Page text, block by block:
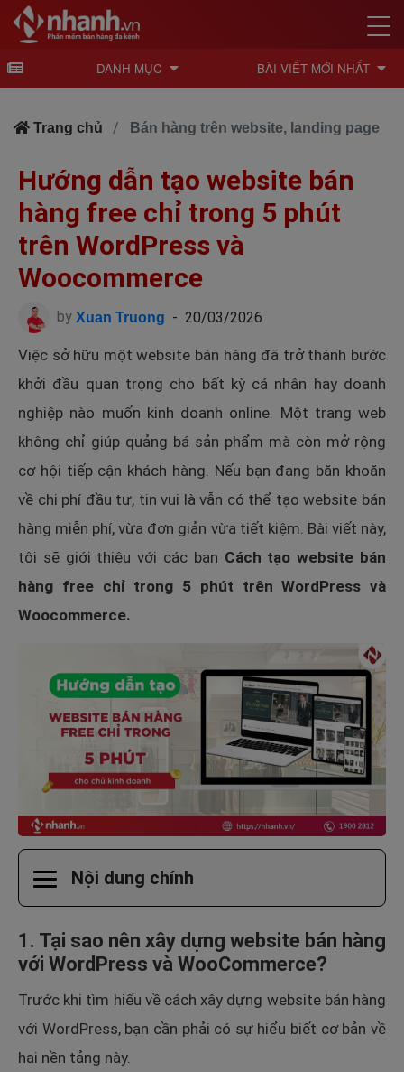
DANH MỤC BÀI VIẾT MỚI NHẤT
Trang chủ Bán hàng trên website, landing page
Hướng dẫn tạo website bán
hàng free chỉ trong 5 phút
trên WordPress và
Woocommerce
by Xuan Truong - 20/03/2026
Việc sở hữu một website bán hàng đã trở thành bước
khởi đầu quan trọng cho bất kỳ cá nhân hay doanh
nghiệp nào muốn kinh doanh online. Một trang web
không chỉ giúp quảng bá sản phẩm mà còn mở rộng
cơ hội tiếp cận khách hàng. Nếu bạn đang băn khoăn
về chi phí đầu tư, tin vui là vẫn có thể tạo website bán
hàng miễn phí, vừa đơn giản vừa tiết kiệm. Bài viết này,
tôi sẽ giới thiệu với các bạn Cách tạo website bán
hàng free chỉ trong 5 phút trên WordPress và
Woocommerce.
Nội dung chính
1. Tại sao nên xây dựng website bán hàng
với WordPress và WooCommerce?
Trước khi tìm hiếu về cách xây dựng website bán hàng
với WordPress, bạn cần phải có sự hiểu biết cơ bản về
hai nền tảng này.